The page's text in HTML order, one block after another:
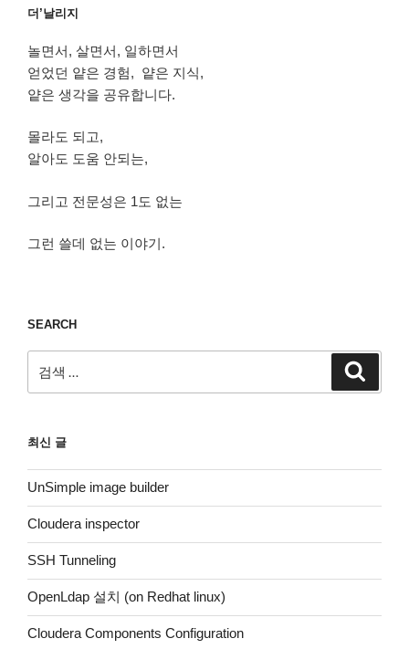
더’날리지
놀면서, 살면서, 일하면서
얻었던 얕은 경험, 얕은 지식,
얕은 생각을 공유합니다.
몰라도 되고,
알아도 도움 안되는,
그리고 전문성은 1도 없는
그런 쓸데 없는 이야기.
SEARCH
색:
최신 글
UnSimple image builder
Cloudera inspector
SSH Tunneling
OpenLdap 설치 (on Redhat linux)
Cloudera Components Configuration